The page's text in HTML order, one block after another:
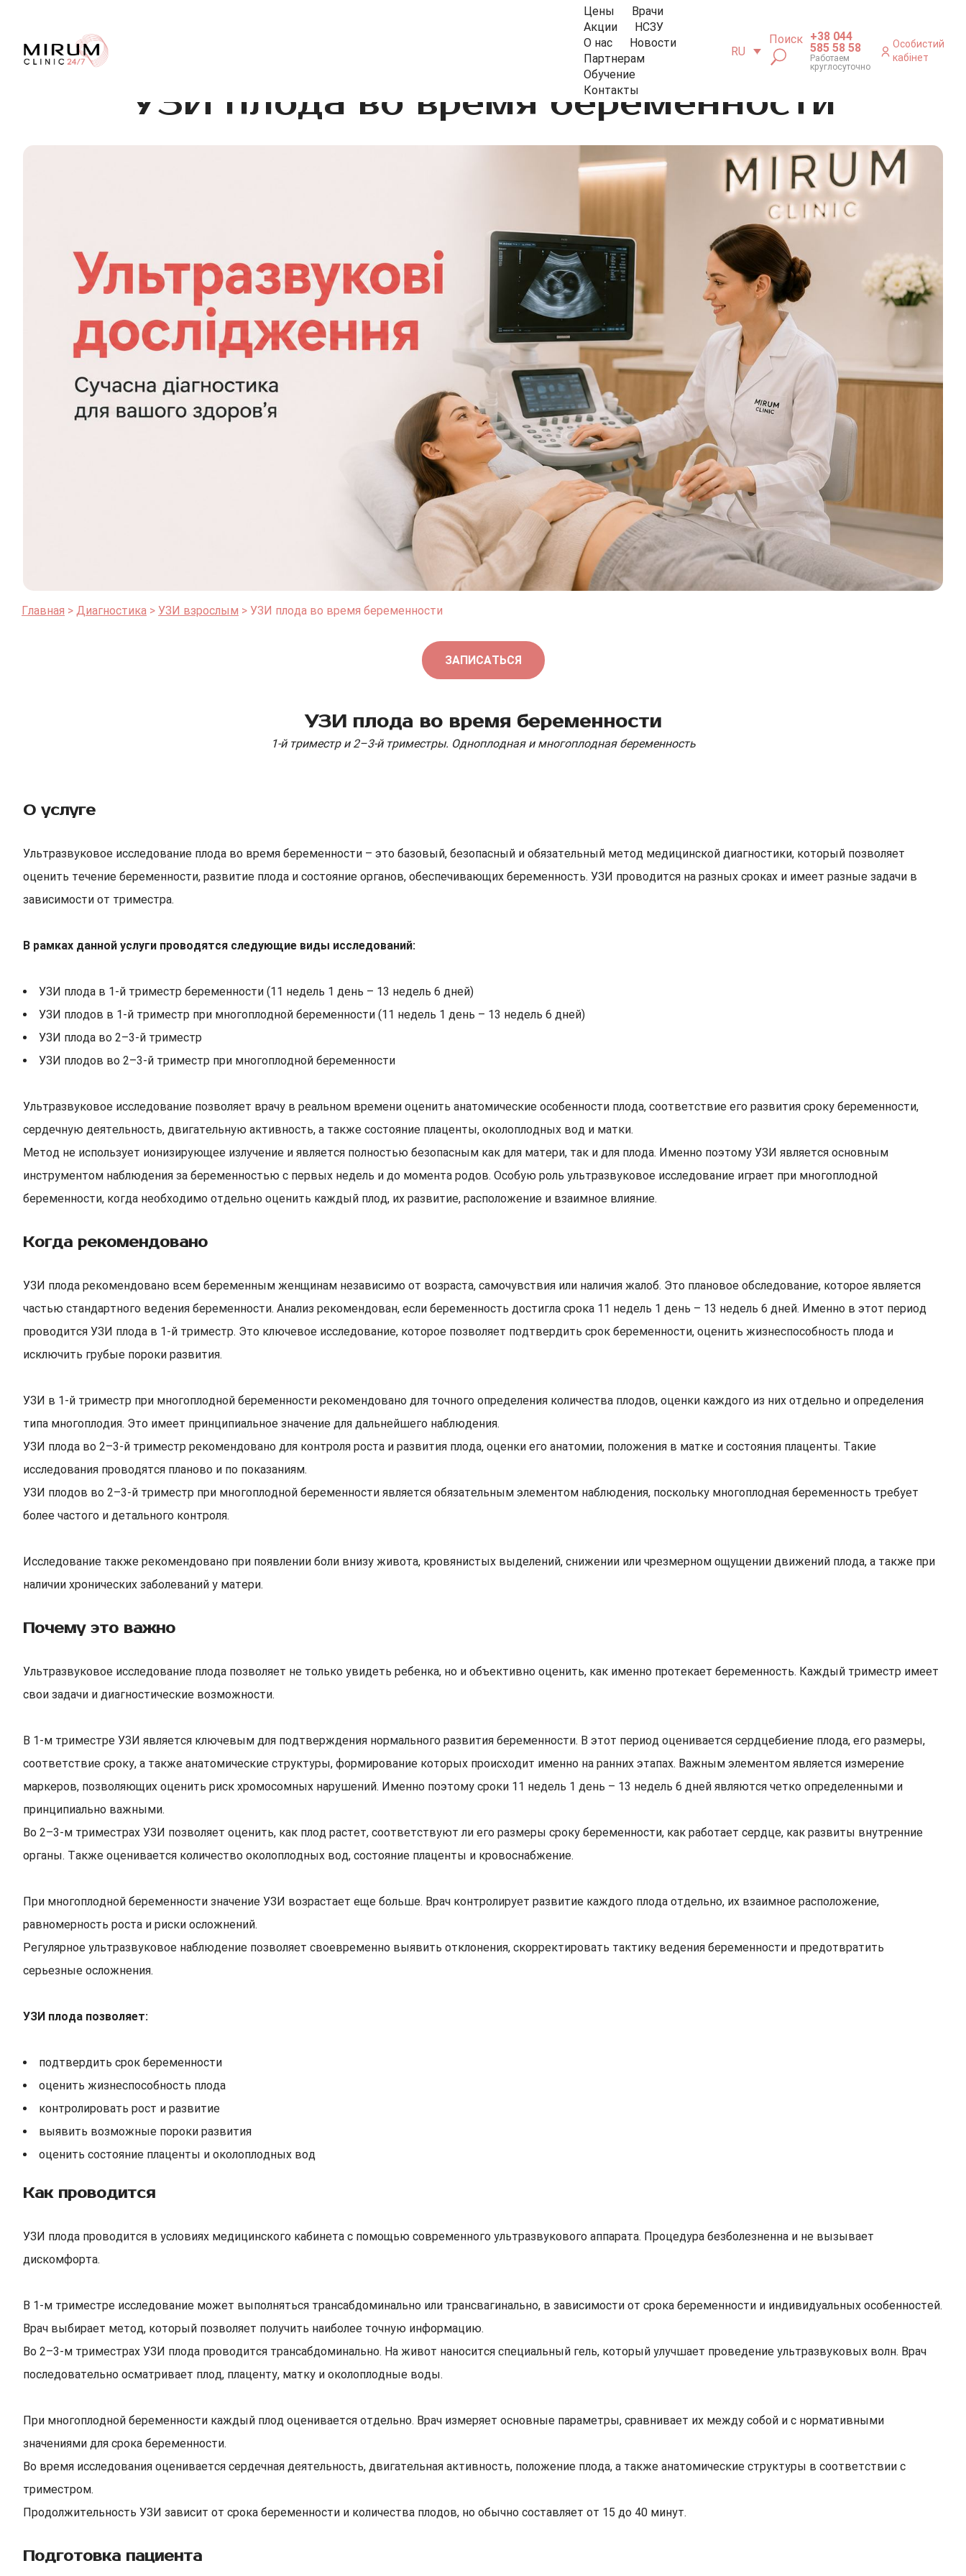
Цены
Врачи
Акции
НСЗУ
О нас
Новости
Партнерам
Обучение
Контакты
RU
Поиск +38 044
585 58 58
Работаем
круглосуточно
Особистий
кабінет
УЗИ плода во время беременности
Главная Диагностика УЗИ взрослым УЗИ плода во время беременности
ЗАПИСАТЬСЯ
УЗИ плода во время беременности
1-й триместр и 2–3-й триместры. Одноплодная и многоплодная беременность
О услуге
Ультразвуковое исследование плода во время беременности – это базовый, безопасный и обязательный метод медицинской диагностики, который позволяет
оценить течение беременности, развитие плода и состояние органов, обеспечивающих беременность. УЗИ проводится на разных сроках и имеет разные задачи в
зависимости от триместра.
В рамках данной услуги проводятся следующие виды исследований:
УЗИ плода в 1-й триместр беременности (11 недель 1 день – 13 недель 6 дней)
УЗИ плодов в 1-й триместр при многоплодной беременности (11 недель 1 день – 13 недель 6 дней)
УЗИ плода во 2–3-й триместр
УЗИ плодов во 2–3-й триместр при многоплодной беременности
Ультразвуковое исследование позволяет врачу в реальном времени оценить анатомические особенности плода, соответствие его развития сроку беременности,
сердечную деятельность, двигательную активность, а также состояние плаценты, околоплодных вод и матки.
Метод не использует ионизирующее излучение и является полностью безопасным как для матери, так и для плода. Именно поэтому УЗИ является основным
инструментом наблюдения за беременностью с первых недель и до момента родов. Особую роль ультразвуковое исследование играет при многоплодной
беременности, когда необходимо отдельно оценить каждый плод, их развитие, расположение и взаимное влияние.
Когда рекомендовано
УЗИ плода рекомендовано всем беременным женщинам независимо от возраста, самочувствия или наличия жалоб. Это плановое обследование, которое является
частью стандартного ведения беременности. Анализ рекомендован, если беременность достигла срока 11 недель 1 день – 13 недель 6 дней. Именно в этот период
проводится УЗИ плода в 1-й триместр. Это ключевое исследование, которое позволяет подтвердить срок беременности, оценить жизнеспособность плода и
исключить грубые пороки развития.
УЗИ в 1-й триместр при многоплодной беременности рекомендовано для точного определения количества плодов, оценки каждого из них отдельно и определения
типа многоплодия. Это имеет принципиальное значение для дальнейшего наблюдения.
УЗИ плода во 2–3-й триместр рекомендовано для контроля роста и развития плода, оценки его анатомии, положения в матке и состояния плаценты. Такие
исследования проводятся планово и по показаниям.
УЗИ плодов во 2–3-й триместр при многоплодной беременности является обязательным элементом наблюдения, поскольку многоплодная беременность требует
более частого и детального контроля.
Исследование также рекомендовано при появлении боли внизу живота, кровянистых выделений, снижении или чрезмерном ощущении движений плода, а также при
наличии хронических заболеваний у матери.
Почему это важно
Ультразвуковое исследование плода позволяет не только увидеть ребенка, но и объективно оценить, как именно протекает беременность. Каждый триместр имеет
свои задачи и диагностические возможности.
В 1-м триместре УЗИ является ключевым для подтверждения нормального развития беременности. В этот период оценивается сердцебиение плода, его размеры,
соответствие сроку, а также анатомические структуры, формирование которых происходит именно на ранних этапах. Важным элементом является измерение
маркеров, позволяющих оценить риск хромосомных нарушений. Именно поэтому сроки 11 недель 1 день – 13 недель 6 дней являются четко определенными и
принципиально важными.
Во 2–3-м триместрах УЗИ позволяет оценить, как плод растет, соответствуют ли его размеры сроку беременности, как работает сердце, как развиты внутренние
органы. Также оценивается количество околоплодных вод, состояние плаценты и кровоснабжение.
При многоплодной беременности значение УЗИ возрастает еще больше. Врач контролирует развитие каждого плода отдельно, их взаимное расположение,
равномерность роста и риски осложнений.
Регулярное ультразвуковое наблюдение позволяет своевременно выявить отклонения, скорректировать тактику ведения беременности и предотвратить
серьезные осложнения.
УЗИ плода позволяет:
подтвердить срок беременности
оценить жизнеспособность плода
контролировать рост и развитие
выявить возможные пороки развития
оценить состояние плаценты и околоплодных вод
Как проводится
УЗИ плода проводится в условиях медицинского кабинета с помощью современного ультразвукового аппарата. Процедура безболезненна и не вызывает
дискомфорта.
В 1-м триместре исследование может выполняться трансабдоминально или трансвагинально, в зависимости от срока беременности и индивидуальных особенностей.
Врач выбирает метод, который позволяет получить наиболее точную информацию.
Во 2–3-м триместрах УЗИ плода проводится трансабдоминально. На живот наносится специальный гель, который улучшает проведение ультразвуковых волн. Врач
последовательно осматривает плод, плаценту, матку и околоплодные воды.
При многоплодной беременности каждый плод оценивается отдельно. Врач измеряет основные параметры, сравнивает их между собой и с нормативными
значениями для срока беременности.
Во время исследования оценивается сердечная деятельность, двигательная активность, положение плода, а также анатомические структуры в соответствии с
триместром.
Продолжительность УЗИ зависит от срока беременности и количества плодов, но обычно составляет от 15 до 40 минут.
Подготовка пациента